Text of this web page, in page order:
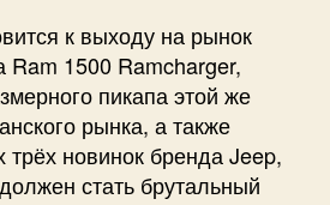
к выходу на рынок
Ram 1500 Ramcharger,
пикапа этой же
рынка, а также
трёх новинок бренда Jeep,
стать брутальный